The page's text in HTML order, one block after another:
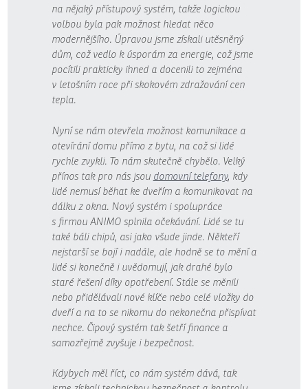
na nějaký přístupový systém, takže logickou
volbou byla pak možnost hledat něco
modernějšího. Úpravou jsme získali utěsněný
dům, což vedlo k úsporám za energie, což jsme
pocítili prakticky ihned a docenili to zejména
v letošním roce při skokovém zdražování cen
tepla.
Nyní se nám otevřela možnost komunikace a
otevírání domu přímo z bytu, na což si lidé
rychle zvykli. To nám skutečně chybělo. Velký
přínos tak pro nás jsou domovní telefony, kdy
lidé nemusí běhat ke dveřím a komunikovat na
dálku z okna. Nový systém i spolupráce
s firmou ANIMO splnila očekávání. Lidé se tu
také báli chipů, asi jako všude jinde. Někteří
nejstarší se bojí i nadále, ale hodně se to mění a
lidé si konečně i uvědomují, jak drahé bylo
staré řešení díky opotřebení. Stále se měnili
nebo přidělávali nové klíče nebo celé vložky do
dveří a na to se nikomu do nekonečna přispívat
nechce. Čipový systém tak šetří finance a
samozřejmě zvyšuje i bezpečnost.
Kdybych měl říct, co nám systém dává, tak